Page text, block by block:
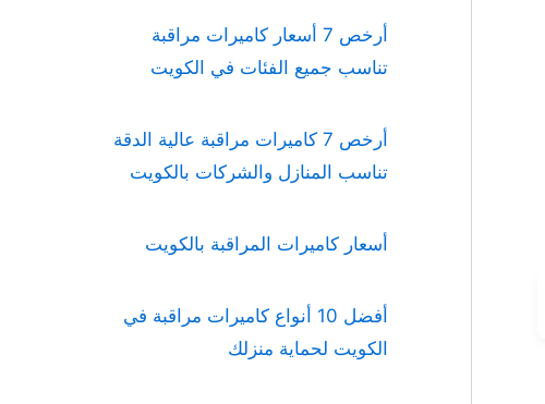
أرخص 7 أسعار كاميرات مراقبة
تناسب جميع الفئات في الكويت
أرخص 7 كاميرات مراقبة عالية الدقة
تناسب المنازل والشركات بالكويت
أسعار كاميرات المراقبة بالكويت
أفضل 10 أنواع كاميرات مراقبة في
الكويت لحماية منزلك